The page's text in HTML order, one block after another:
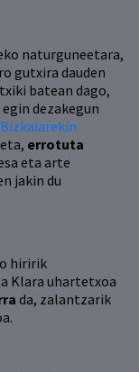
naturguneetara,
gutxira dauden
batean dago,
dezakegun
Bizkaiarekin
errotuta
eta arte
jakin du
hiririk
Klara uhartetxoa
da, zalantzarik